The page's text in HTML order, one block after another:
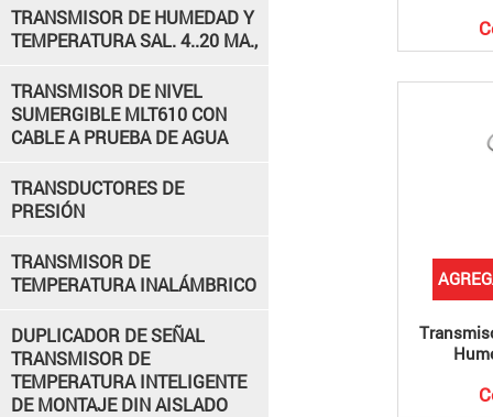
TRANSMISOR DE HUMEDAD Y
TEMPERATURA SAL. 4..20 MA.,
TRANSMISOR DE NIVEL
SUMERGIBLE MLT610 CON
CABLE A PRUEBA DE AGUA
TRANSDUCTORES DE
PRESIÓN
TRANSMISOR DE
TEMPERATURA INALÁMBRICO
DUPLICADOR DE SEÑAL
TRANSMISOR DE
TEMPERATURA INTELIGENTE
DE MONTAJE DIN AISLADO